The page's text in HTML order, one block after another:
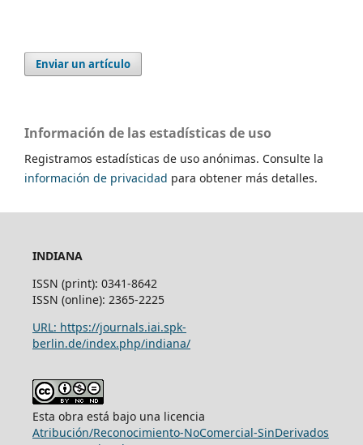
Enviar un artículo
Información de las estadísticas de uso
Registramos estadísticas de uso anónimas. Consulte la
información de privacidad para obtener más detalles.
INDIANA
ISSN (print): 0341-8642
ISSN (online): 2365-2225
URL: https://journals.iai.spk-
berlin.de/index.php/indiana/
Esta obra está bajo una licencia
Atribución/Reconocimiento-NoComercial-SinDerivados